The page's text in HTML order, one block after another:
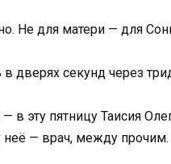
Не для матери — для
дверях секунд через
в эту пятницу Таисия
— врач, между прочим.